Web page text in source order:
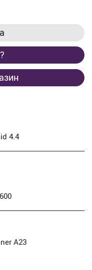
4.4
A23